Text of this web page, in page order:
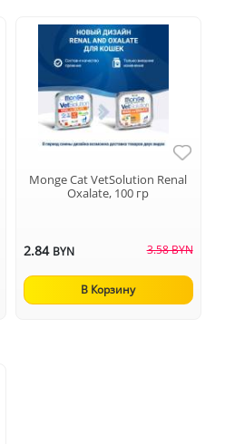
Monge Cat VetSolution Renal
Oxalate, 100 гр
2.84 BYN 3.58 BYN
В Корзину